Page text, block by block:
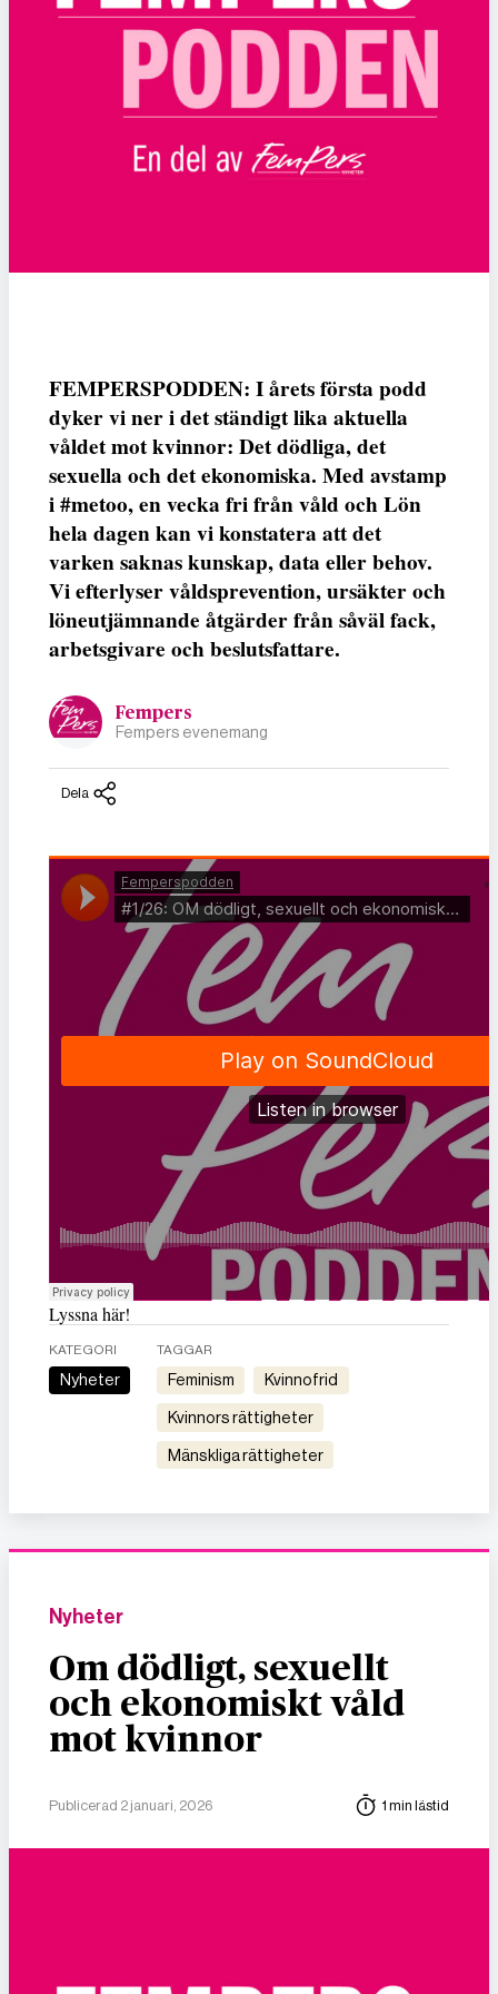
FEMPERSPODDEN: I årets första podd
dyker vi ner i det ständigt lika aktuella
våldet mot kvinnor: Det dödliga, det
sexuella och det ekonomiska. Med avstamp
i #metoo, en vecka fri från våld och Lön
hela dagen kan vi konstatera att det
varken saknas kunskap, data eller behov.
Vi efterlyser våldsprevention, ursäkter och
löneutjämnande åtgärder från såväl fack,
arbetsgivare och beslutsfattare.
Fempers
Fempers evenemang
Dela
Lyssna här!
KATEGORI
Nyheter
TAGGAR
feminism kvinnofrid
kvinnors rättigheter
mänskliga rättigheter
Nyheter
Om dödligt, sexuellt
och ekonomiskt våld
mot kvinnor
Publicerad 2 januari, 2026 1 min lästid